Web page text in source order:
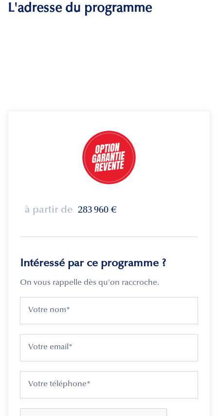
L'adresse du programme
à partir de 283 960 €
Intéressé par ce programme ?
On vous rappelle dès qu'on raccroche.